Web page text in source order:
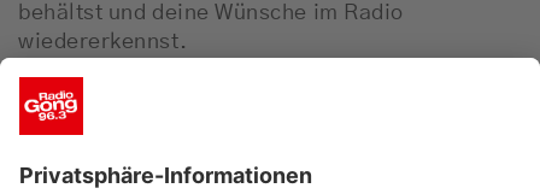
behältst und deine Wünsche im Radio
wiedererkennst.
Gibt es einen maximalen Betrag?
maximalen Wert von 20.000,00